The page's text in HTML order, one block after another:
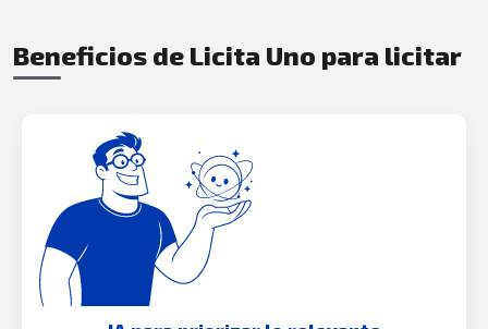
Beneficios de Licita Uno para licitar